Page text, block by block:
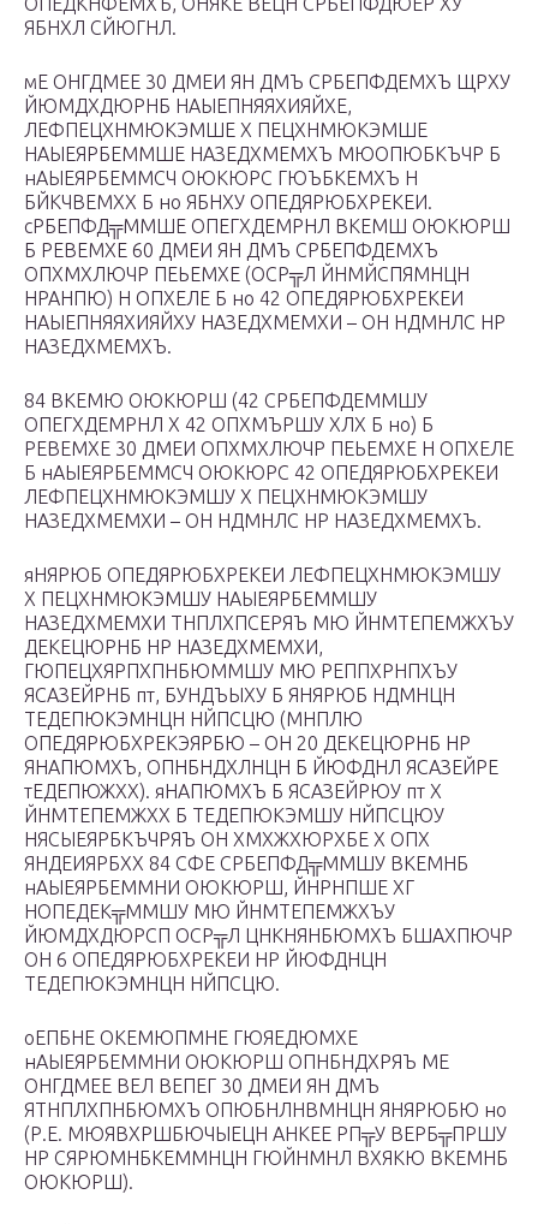
ЯБНХЛ СЙЮГНЛ.
мЕ ОНГДМЕЕ 30 ДМЕИ ЯН ДМЪ СРБЕПФДЕМХЪ ЩРХУ
ЙЮМДХДЮРНБ НАЫЕПНЯЯХИЯЙХЕ,
ЛЕФПЕЦХНМЮКЭМШЕ Х ПЕЦХНМЮКЭМШЕ
НАЫЕЯРБЕММШЕ НАЗЕДХМЕМХЪ МЮОПЮБКЪЧР Б
нАЫЕЯРБЕММСЧ ОЮКЮРС ГЮЪБКЕМХЪ Н
БЙКЧВЕМХХ Б но ЯБНХУ ОПЕДЯРЮБХРЕКЕИ.
сРБЕПФД╦ММШЕ ОПЕГХДЕМРНЛ ВКЕМШ ОЮКЮРШ
Б РЕВЕМХЕ 60 ДМЕИ ЯН ДМЪ СРБЕПФДЕМХЪ
ОПХМХЛЮЧР ПЕЬЕМХЕ (ОСР╦Л ЙНМЙСПЯМНЦН
НРАНПЮ) Н ОПХЕЛЕ Б но 42 ОПЕДЯРЮБХРЕКЕИ
НАЫЕПНЯЯХИЯЙХУ НАЗЕДХМЕМХИ – ОН НДМНЛС НР
НАЗЕДХМЕМХЪ.
84 ВКЕМЮ ОЮКЮРШ (42 СРБЕПФДЕММШУ
ОПЕГХДЕМРНЛ Х 42 ОПХМЪРШУ ХЛХ Б но) Б
РЕВЕМХЕ 30 ДМЕИ ОПХМХЛЮЧР ПЕЬЕМХЕ Н ОПХЕЛЕ
Б нАЫЕЯРБЕММСЧ ОЮКЮРС 42 ОПЕДЯРЮБХРЕКЕИ
ЛЕФПЕЦХНМЮКЭМШУ Х ПЕЦХНМЮКЭМШУ
НАЗЕДХМЕМХИ – ОН НДМНЛС НР НАЗЕДХМЕМХЪ.
яНЯРЮБ ОПЕДЯРЮБХРЕКЕИ ЛЕФПЕЦХНМЮКЭМШУ
Х ПЕЦХНМЮКЭМШУ НАЫЕЯРБЕММШУ
НАЗЕДХМЕМХИ ТНПЛХПСЕРЯЪ МЮ ЙНМТЕПЕМЖХЪУ
ДЕКЕЦЮРНБ НР НАЗЕДХМЕМХИ,
ГЮПЕЦХЯРПХПНБЮММШУ МЮ РЕППХРНПХЪУ
ЯСАЗЕЙРНБ пт, БУНДЪЫХУ Б ЯНЯРЮБ НДМНЦН
ТЕДЕПЮКЭМНЦН НЙПСЦЮ (МНПЛЮ
ОПЕДЯРЮБХРЕКЭЯРБЮ – ОН 20 ДЕКЕЦЮРНБ НР
ЯНАПЮМХЪ, ОПНБНДХЛНЦН Б ЙЮФДНЛ ЯСАЗЕЙРЕ
тЕДЕПЮЖХХ). яНАПЮМХЪ Б ЯСАЗЕЙРЮУ пт Х
ЙНМТЕПЕМЖХХ Б ТЕДЕПЮКЭМШУ НЙПСЦЮУ
НЯСЫЕЯРБКЪЧРЯЪ ОН ХМХЖХЮРХБЕ Х ОПХ
ЯНДЕИЯРБХХ 84 СФЕ СРБЕПФД╦ММШУ ВКЕМНБ
нАЫЕЯРБЕММНИ ОЮКЮРШ, ЙНРНПШЕ ХГ
НОПЕДЕК╦ММШУ МЮ ЙНМТЕПЕМЖХЪУ
ЙЮМДХДЮРСП ОСР╦Л ЦНКНЯНБЮМХЪ БШАХПЮЧР
ОН 6 ОПЕДЯРЮБХРЕКЕИ НР ЙЮФДНЦН
ТЕДЕПЮКЭМНЦН НЙПСЦЮ.
оЕПБНЕ ОКЕМЮПМНЕ ГЮЯЕДЮМХЕ
нАЫЕЯРБЕММНИ ОЮКЮРШ ОПНБНДХРЯЪ МЕ
ОНГДМЕЕ ВЕЛ ВЕПЕГ 30 ДМЕИ ЯН ДМЪ
ЯТНПЛХПНБЮМХЪ ОПЮБНЛНВМНЦН ЯНЯРЮБЮ но
(Р.Е. МЮЯВХРШБЮЧЫЕЦН АНКЕЕ РП╦У ВЕРБ╦ПРШУ
НР СЯРЮМНБКЕММНЦН ГЮЙНМНЛ ВХЯКЮ ВКЕМНБ
ОЮКЮРШ).